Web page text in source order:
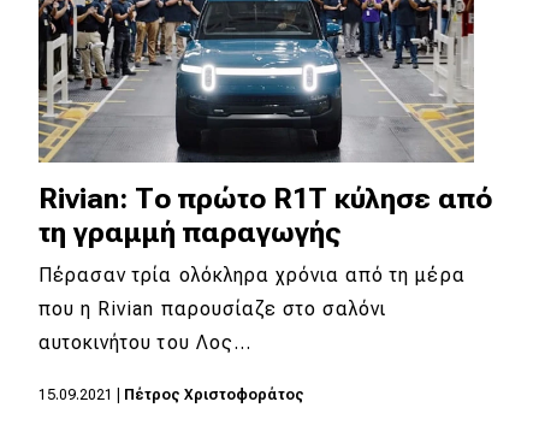
Rivian: Το πρώτο R1T κύλησε από
τη γραμμή παραγωγής
Πέρασαν τρία ολόκληρα χρόνια από τη μέρα
που η Rivian παρουσίαζε στο σαλόνι
αυτοκινήτου του Λος…
15.09.2021 Πέτρος Χριστοφοράτος